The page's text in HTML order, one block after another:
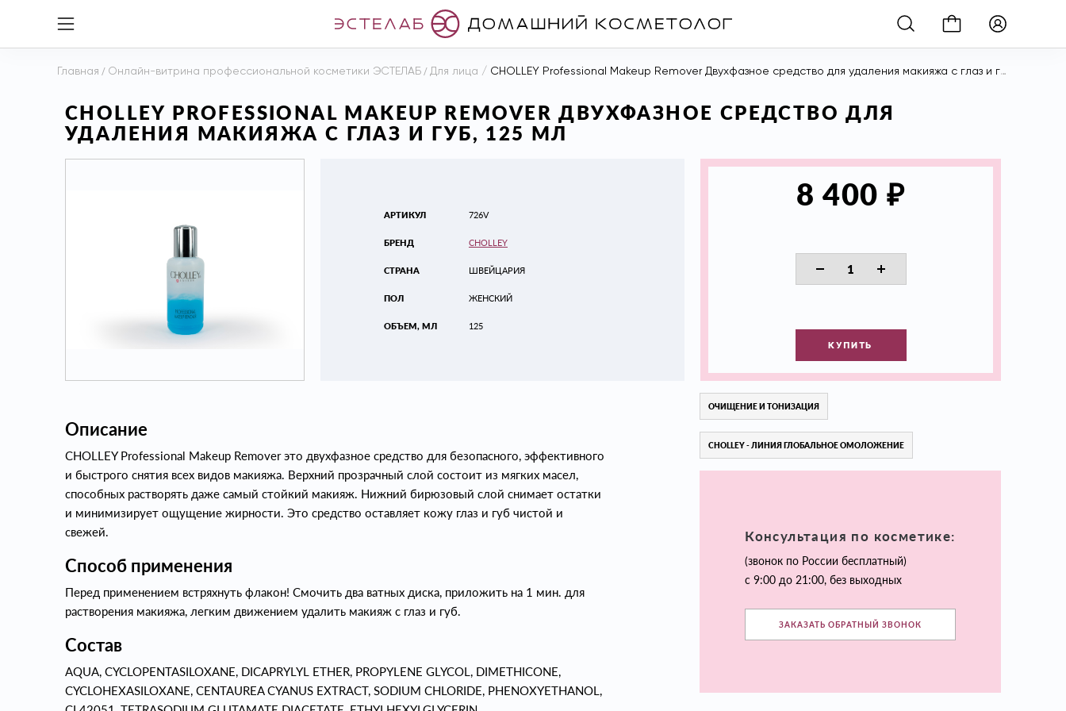
Главная / Онлайн-витрина профессиональной косметики ЭСТЕЛАБ / Для лица / CHOLLEY Professional Makeup Remover Двухфазное средство для удаления макияжа с глаз и губ, 125 мл
CHOLLEY PROFESSIONAL MAKEUP REMOVER ДВУХФАЗНОЕ СРЕДСТВО ДЛЯ
УДАЛЕНИЯ МАКИЯЖА С ГЛАЗ И ГУБ, 125 МЛ
АРТИКУЛ
БРЕНД
СТРАНА
ПОЛ
ОБЪЕМ, МЛ
726V
CHOLLEY
ШВЕЙЦАРИЯ
ЖЕНСКИЙ
125
8 400 ₽
КУПИТЬ
Описание
CHOLLEY Professional Makeup Remover это двухфазное средство для безопасного, эффективного
и быстрого снятия всех видов макияжа. Верхний прозрачный слой состоит из мягких масел,
способных растворять даже самый стойкий макияж. Нижний бирюзовый слой снимает остатки
и минимизирует ощущение жирности. Это средство оставляет кожу глаз и губ чистой и
свежей.
Способ применения
Перед применением встряхнуть флакон! Смочить два ватных диска, приложить на 1 мин. для
растворения макияжа, легким движением удалить макияж с глаз и губ.
Состав
AQUA, CYCLOPENTASILOXANE, DICAPRYLYL ETHER, PROPYLENE GLYCOL, DIMETHICONE,
CYCLOHEXASILOXANE, CENTAUREA CYANUS EXTRACT, SODIUM CHLORIDE, PHENOXYETHANOL,
ОЧИЩЕНИЕ И ТОНИЗАЦИЯ
CHOLLEY - ЛИНИЯ ГЛОБАЛЬНОЕ ОМОЛОЖЕНИЕ
Консультация по косметике:
(звонок по России бесплатный)
с 9:00 до 21:00, без выходных
ЗАКАЗАТЬ ОБРАТНЫЙ ЗВОНОК